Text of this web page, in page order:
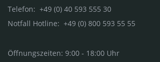
Telefon: +49 (0) 40 593 555 30
Notfall Hotline: +49 (0) 800 593 55 55
Öffnungszeiten: 9:00 - 18:00 Uhr